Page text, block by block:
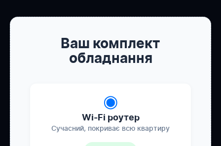
Ваш комплект
обладнання
◉
Wi-Fi роутер
Сучасний, покриває всю квартиру